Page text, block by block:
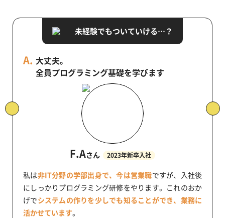
未経験でもついていける…？
大丈夫。
全員プログラミング基礎を学びます
F.Aさん 2023年新卒入社
私は非IT分野の学部出身で、今は営業職ですが、入社後
にしっかりプログラミング研修をやります。これのおか
げでシステムの作りを少しでも知ることができ、業務に
活かせています。